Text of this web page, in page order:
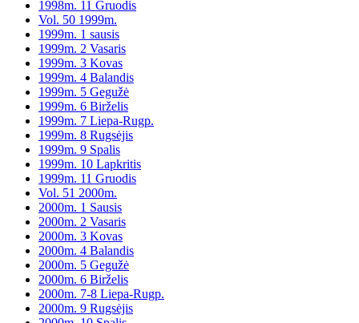
1998m. 11 Gruodis
Vol. 50 1999m.
1999m. 1 sausis
1999m. 2 Vasaris
1999m. 3 Kovas
1999m. 4 Balandis
1999m. 5 Gegužė
1999m. 6 Birželis
1999m. 7 Liepa-Rugp.
1999m. 8 Rugsėjis
1999m. 9 Spalis
1999m. 10 Lapkritis
1999m. 11 Gruodis
Vol. 51 2000m.
2000m. 1 Sausis
2000m. 2 Vasaris
2000m. 3 Kovas
2000m. 4 Balandis
2000m. 5 Gegužė
2000m. 6 Birželis
2000m. 7-8 Liepa-Rugp.
2000m. 9 Rugsėjis